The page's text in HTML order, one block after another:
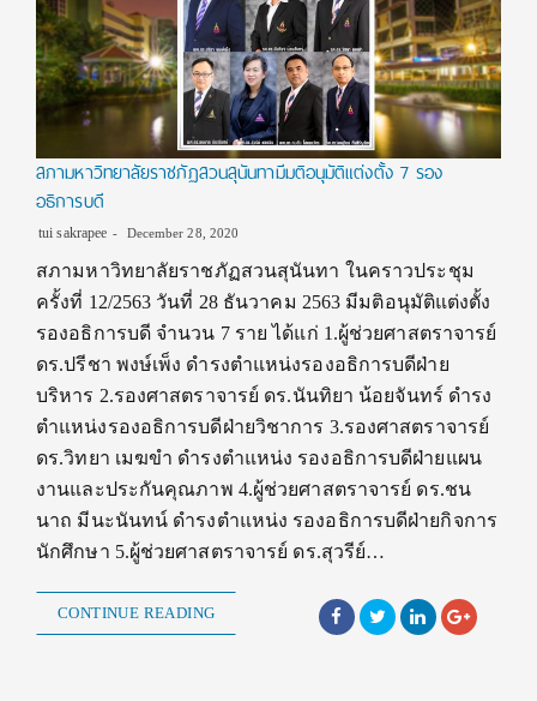
สภามหาวิทยาลัยราชภัฏสวนสุนันทามีมติอนุมัติแต่งตั้ง 7 รอง
อธิการบดี
tui sakrapee December 28, 2020
สภามหาวิทยาลัยราชภัฏสวนสุนันทา ในคราวประชุม
ครั้งที่ 12/2563 วันที่ 28 ธันวาคม 2563 มีมติอนุมัติแต่งตั้ง
รองอธิการบดี จำนวน 7 ราย ได้แก่ 1.ผู้ช่วยศาสตราจารย์
ดร.ปรีชา พงษ์เพ็ง ดำรงตำแหน่งรองอธิการบดีฝ่าย
บริหาร 2.รองศาสตราจารย์ ดร.นันทิยา น้อยจันทร์ ดำรง
ตำแหน่งรองอธิการบดีฝ่ายวิชาการ 3.รองศาสตราจารย์
ดร.วิทยา เมฆขำ ดำรงตำแหน่ง รองอธิการบดีฝ่ายแผน
งานและประกันคุณภาพ 4.ผู้ช่วยศาสตราจารย์ ดร.ชน
นาถ มีนะนันทน์ ดำรงตำแหน่ง รองอธิการบดีฝ่ายกิจการ
นักศึกษา 5.ผู้ช่วยศาสตราจารย์ ดร.สุวรีย์…
CONTINUE READING